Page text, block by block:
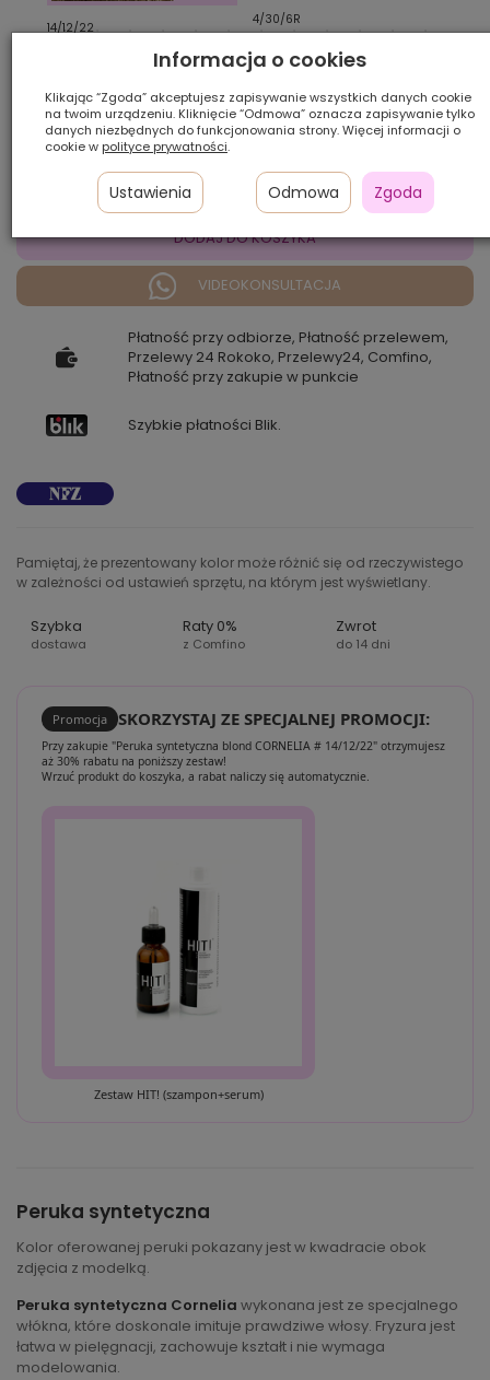
14/12/22
4/30/6R
Ilość szt.:
DODAJ DO KOSZYKA
VIDEOKONSULTACJA
Płatność przy odbiorze, Płatność przelewem,
Przelewy 24 Rokoko, Przelewy24, Comfino,
Płatność przy zakupie w punkcie
Szybkie płatności Blik.
Pamiętaj, że prezentowany kolor może różnić się od rzeczywistego
w zależności od ustawień sprzętu, na którym jest wyświetlany.
Szybka
dostawa
Raty 0%
z Comfino
Zwrot
do 14 dni
Promocja SKORZYSTAJ ZE SPECJALNEJ PROMOCJI:
Przy zakupie "Peruka syntetyczna blond CORNELIA # 14/12/22" otrzymujesz
aż 30% rabatu na poniższy zestaw!
Wrzuć produkt do koszyka, a rabat naliczy się automatycznie.
Zestaw HIT! (szampon+serum)
Peruka syntetyczna
Kolor oferowanej peruki pokazany jest w kwadracie obok
zdjęcia z modelką.
Peruka syntetyczna Cornelia wykonana jest ze specjalnego
włókna, które doskonale imituje prawdziwe włosy. Fryzura jest
łatwa w pielęgnacji, zachowuje kształt i nie wymaga
modelowania.
Informacja o cookies
Klikając “Zgoda” akceptujesz zapisywanie wszystkich danych cookie
na twoim urządzeniu. Kliknięcie “Odmowa” oznacza zapisywanie tylko
danych niezbędnych do funkcjonowania strony. Więcej informacji o
cookie w polityce prywatności.
Ustawienia Odmowa Zgoda